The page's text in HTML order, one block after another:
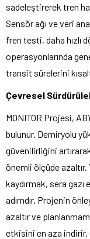
sadeleştirerek tren
Sensör ağı ve veri
fren testi, daha hızlı
operasyonlarında
transit sürelerini
Çevresel
MONITOR Projesi,
bulunur. Demiryolu
güvenilirliğini
önemli ölçüde
kaydırmak, sera
adımdır. Projenin
azaltır ve
etkisini en aza